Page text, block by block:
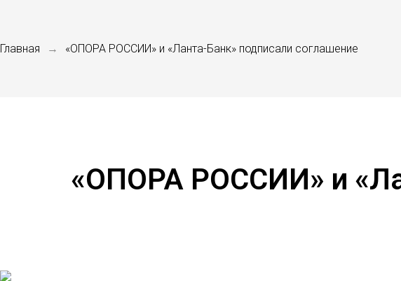
Главная → «ОПОРА РОССИИ» и «Ланта-Банк» подписали соглашение
«ОПОРА РОССИИ» и